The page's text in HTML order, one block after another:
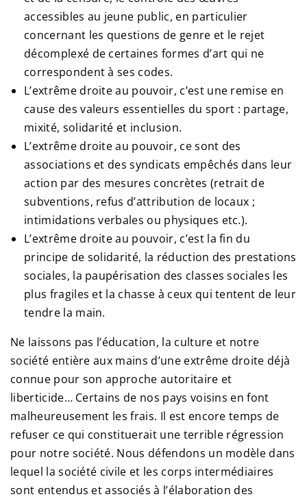
accessibles au jeune public, en particulier
concernant les questions de genre et le rejet
décomplexé de certaines formes d’art qui ne
correspondent à ses codes.
L’extrême droite au pouvoir, c’est une remise en
cause des valeurs essentielles du sport : partage,
mixité, solidarité et inclusion.
L’extrême droite au pouvoir, ce sont des
associations et des syndicats empêchés dans leur
action par des mesures concrètes (retrait de
subventions, refus d’attribution de locaux ;
intimidations verbales ou physiques etc.).
L’extrême droite au pouvoir, c’est la fin du
principe de solidarité, la réduction des prestations
sociales, la paupérisation des classes sociales les
plus fragiles et la chasse à ceux qui tentent de leur
tendre la main.
Ne laissons pas l’éducation, la culture et notre
société entière aux mains d’une extrême droite déjà
connue pour son approche autoritaire et
liberticide… Certains de nos pays voisins en font
malheureusement les frais. Il est encore temps de
refuser ce qui constituerait une terrible régression
pour notre société. Nous défendons un modèle dans
lequel la société civile et les corps intermédiaires
sont entendus et associés à l’élaboration des